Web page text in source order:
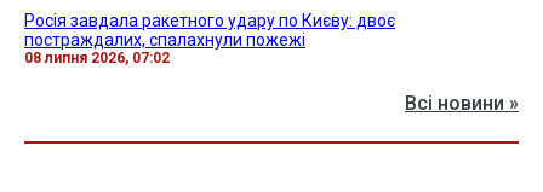
Росія завдала ракетного удару по Києву: двоє
постраждалих, спалахнули пожежі
08 липня 2026, 07:02
Всі новини »